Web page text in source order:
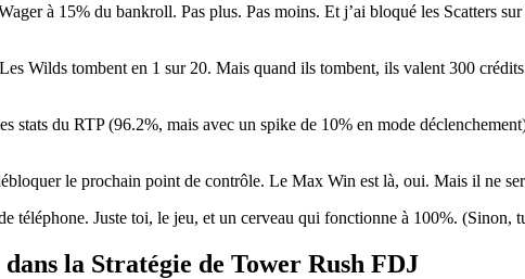
à 15% du bankroll. Pas plus. Pas moins. Et j’ai bloqué les Scatters
Wilds tombent en 1 sur 20. Mais quand ils tombent, ils valent 300
stats du RTP (96.2%, mais avec un spike de 10% en mode
le prochain point de contrôle. Le Max Win est là, oui. Mais il ne
téléphone. Juste toi, le jeu, et un cerveau qui fonctionne à 100%. (Sinon,
la Stratégie de Tower Rush FDJ